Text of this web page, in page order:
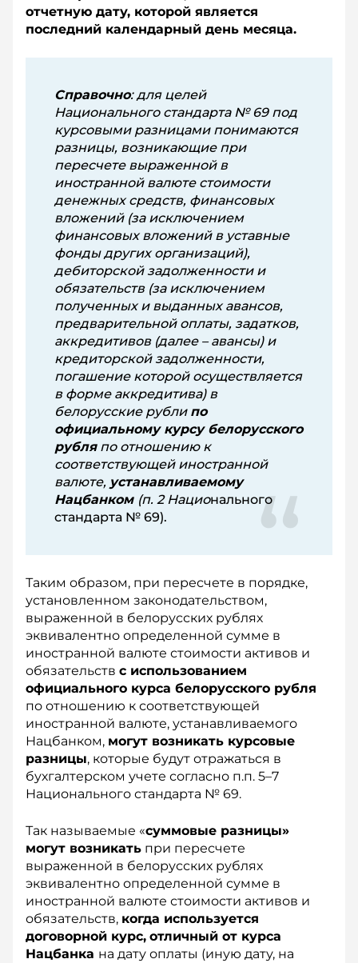
отчетную дату, которой является
последний календарный день месяца.
Справочно: для целей
Национального стандарта № 69 под
курсовыми разницами понимаются
раз­ницы, возникающие при
пересчете выраженной в
иностранной валюте стоимости
денежных средств, финансовых
вложений (за исключением
финансовых вложений в уставные
фонды других организаций),
дебиторской задолженности и
обязательств (за исключением
полученных и выданных авансов,
предварительной оплаты, задатков,
аккредитивов (далее – авансы) и
кредиторской задолженности,
погашение которой осуществляется
в форме аккредитива) в
белорусские рубли по
официальному курсу белорусского
рубляпо отношению к
соответствующей иностранной
валюте, устанавливаемому
Нацбанком (п. 2 Нацио­нального
стандарта № 69).
Таким образом, при пересчете в порядке,
установленном законодательством,
выраженной в белорусских рублях
эквивалентно определенной сумме в
иностранной валюте стоимости активов и
обязательств с использованием
официального курса белорусского рубля
по отношению к соответствующей
иностранной валюте, устанавливаемого
Нацбанком, могут возникать курсовые
разницы, которые будут отражаться в
бухгалтерском учете согласно п.п. 5–7
Национального стандарта № 69.
Так называемые «суммовые разницы»
могут возникать при пересчете
выраженной в белорусских рублях
эквивалентно определенной сумме в
иностранной валюте стоимости активов и
обязательств, когда используется
договорной курс, отличный от курса
Нацбанка на дату оплаты (иную дату, на